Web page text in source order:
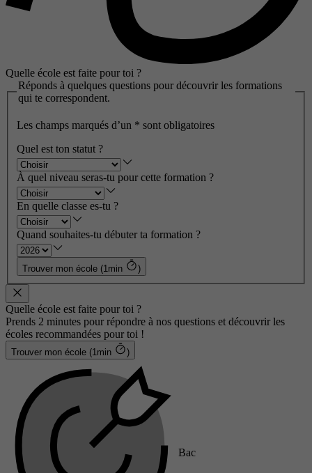
Quelle école est faite pour toi ?
Réponds à quelques questions pour découvrir les formations
qui te correspondent.
Les champs marqués d’un * sont obligatoires
Quel est ton statut ?
À quel niveau seras-tu pour cette formation ?
En quelle classe es-tu ?
Quand souhaites-tu débuter ta formation ?
Trouver mon école (1min )
Quelle école est faite pour toi ?
Prends 2 minutes pour répondre à nos questions et découvrir les
écoles recommandées pour toi !
Trouver mon école (1min )
Bac